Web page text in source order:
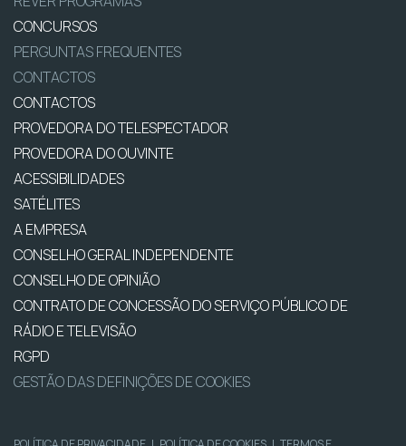
CONCURSOS
PERGUNTAS FREQUENTES
CONTACTOS
CONTACTOS
PROVEDORA DO TELESPECTADOR
PROVEDORA DO OUVINTE
ACESSIBILIDADES
SATÉLITES
A EMPRESA
CONSELHO GERAL INDEPENDENTE
CONSELHO DE OPINIÃO
CONTRATO DE CONCESSÃO DO SERVIÇO PÚBLICO DE
RÁDIO E TELEVISÃO
RGPD
GESTÃO DAS DEFINIÇÕES DE COOKIES